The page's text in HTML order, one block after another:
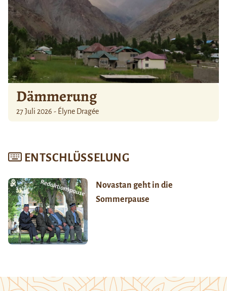
Dämmerung
27 Juli 2026 - Élyne Dragée
ENTSCHLÜSSELUNG
Novastan geht in die
Sommerpause